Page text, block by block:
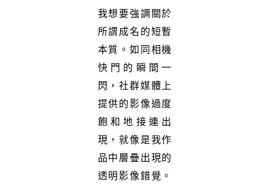
我想要強調關於
所謂成名的短暫
本質。如同相機
快門的瞬間一
閃，社群媒體上
提供的影像過度
飽和地接連出
現，就像是我作
品中層疊出現的
透明影像錯覺。